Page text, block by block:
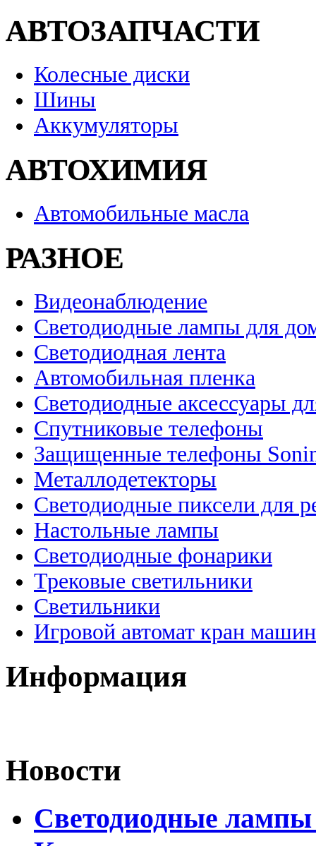
АВТОЗАПЧАСТИ
Колесные диски
Шины
Аккумуляторы
АВТОХИМИЯ
Автомобильные масла
РАЗНОЕ
Видеонаблюдение
Светодиодные лампы для
Светодиодная лента
Автомобильная пленка
Светодиодные аксессуары
Спутниковые телефоны
Защищенные телефоны
Металлодетекторы
Светодиодные пиксели для
Настольные лампы
Светодиодные фонарики
Трековые светильники
Светильники
Игровой автомат кран
Информация
Новости
Светодиодные